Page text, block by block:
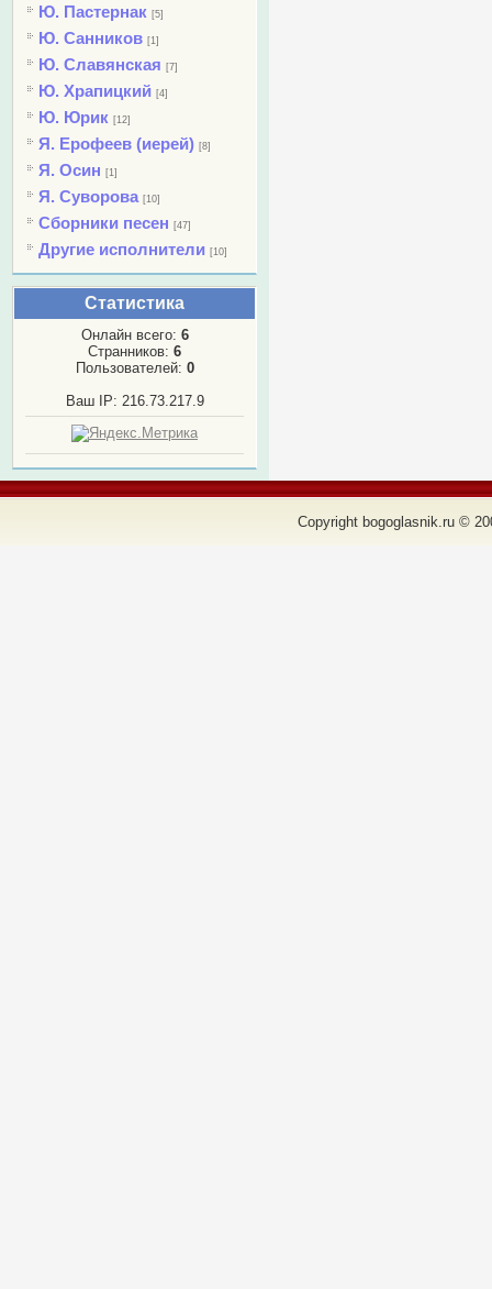
Ю. Пастернак [5]
Ю. Санников [1]
Ю. Славянская [7]
Ю. Храпицкий [4]
Ю. Юрик [12]
Я. Ерофеев (иерей) [8]
Я. Осин [1]
Я. Суворова [10]
Сборники песен [47]
Другие исполнители [10]
Статистика
Онлайн всего: 6
Странников: 6
Пользователей: 0
Ваш IP: 216.73.217.9
Copyright bogoglasnik.ru ©